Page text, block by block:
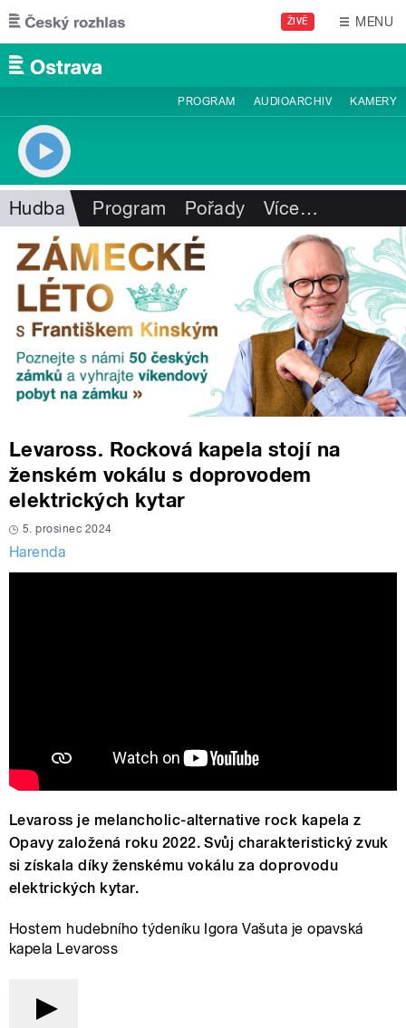
Přejít k hlavnímu obsahu
ŽIVĚ MENU
PROGRAM AUDIOARCHIV KAMERY
Hudba Program Pořady Více…
Levaross. Rocková kapela stojí na
ženském vokálu s doprovodem
elektrických kytar
5. prosinec 2024
Harenda
Levaross je melancholic-alternative rock kapela z
Opavy založená roku 2022. Svůj charakteristický zvuk
si získala díky ženskému vokálu za doprovodu
elektrických kytar.
Hostem hudebního týdeníku Igora Vašuta je opavská
kapela Levaross